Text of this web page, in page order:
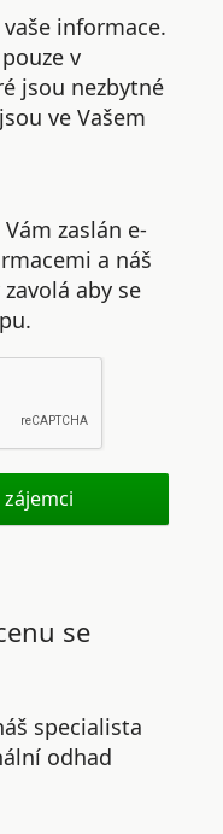
vaše informace.
v
jsou nezbytné
ve Vašem
zaslán e-
a náš
aby se
se
specialista
odhad